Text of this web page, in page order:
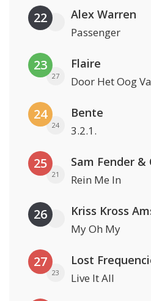
22 Alex Warren
Passenger
23
27
Flaire
Door Het Oog
24
24
Bente
3.2.1.
25
21
Sam Fender &
Rein Me In
26
My Oh My
27
23
Lost
Live It All